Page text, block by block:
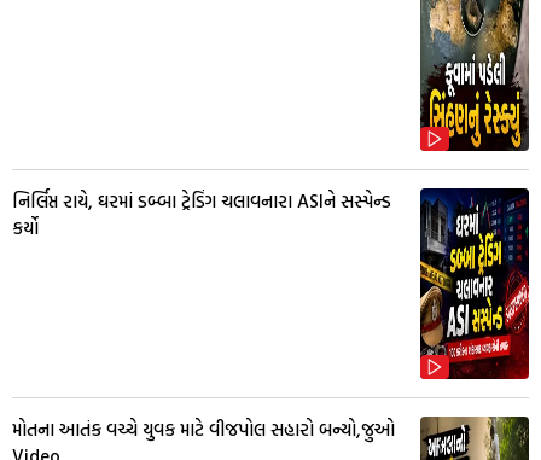
નિર્લિપ્ત રાયે, ઘરમાં ડબ્બા ટ્રેડિંગ ચલાવનારા ASIને સસ્પેન્ડ
કર્યો
મોતના આતંક વચ્ચે યુવક માટે વીજપોલ સહારો બન્યો,જુઓ